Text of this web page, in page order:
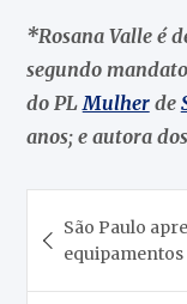
*Rosana Valle é
segundo
do PL Mulherde
anos; e autora
de
Post
São Paulo
equipamentos